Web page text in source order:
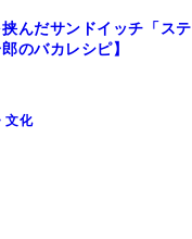
んだサンドイッチ「ステ
のバカレシピ】
文化